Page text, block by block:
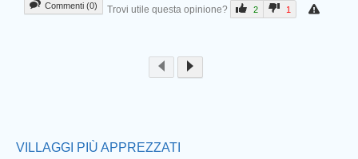
Commenti (0) Trovi utile questa opinione? 2 1
VILLAGGI PIÙ APPREZZATI